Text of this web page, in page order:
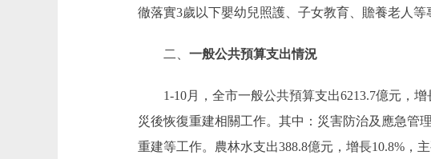
徹落實3歲以下嬰幼兒照護、子女教育、贍養老人
二、 一般公共預算支出情況
1-10月，全市一般公共預算支出6213.7億元，增
災後恢復重建相關工作。其中：災害防治及應急管
重建等工作。農林水支出388.8億元，增長10.8%，